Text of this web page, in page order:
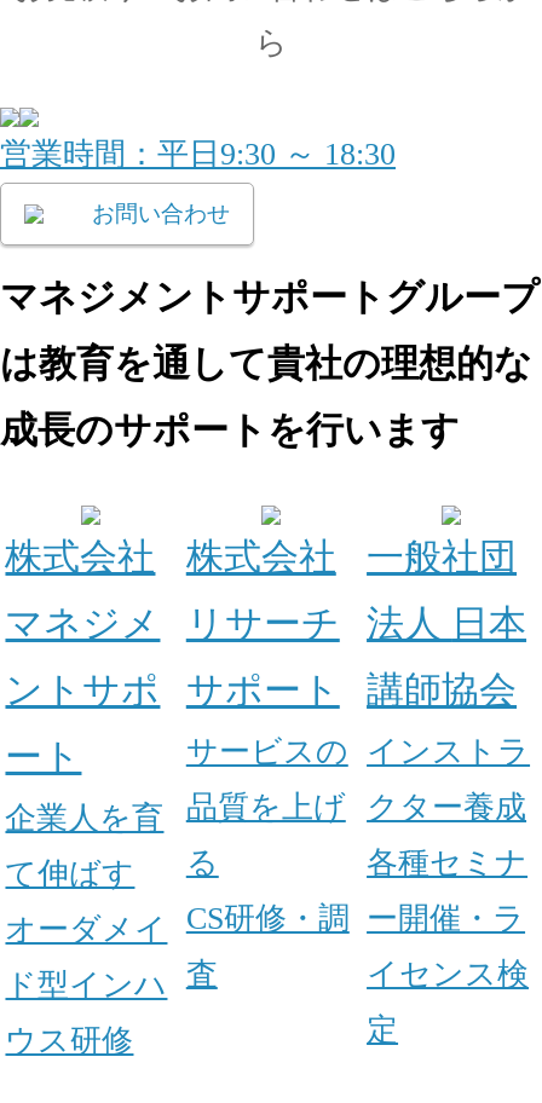
ら
営業時間：平日9:30 ～ 18:30
お問い合わせ
マネジメントサポートグループ
は教育を通して貴社の理想的な
成長のサポートを行います
株式会社
マネジメ
ントサポ
ート
企業人を育
て伸ばす
オーダメイ
ド型インハ
ウス研修
株式会社
リサーチ
サポート
サービスの
品質を上げ
る
CS研修・調
査
一般社団
法人 日本
講師協会
インストラ
クター養成
各種セミナ
ー開催・ラ
イセンス検
定